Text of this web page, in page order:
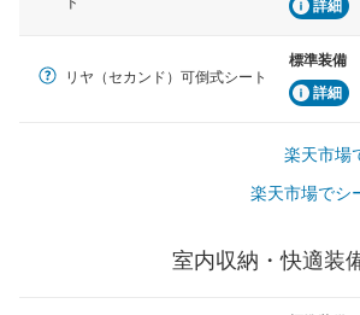
詳細
リヤ（セカンド）可倒式シート
標準装備
詳細
楽天市場
楽天市場でシ
室内収納・快適装